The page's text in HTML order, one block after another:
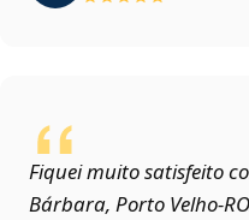
Fiquei muito satisfeito
Bárbara, Porto